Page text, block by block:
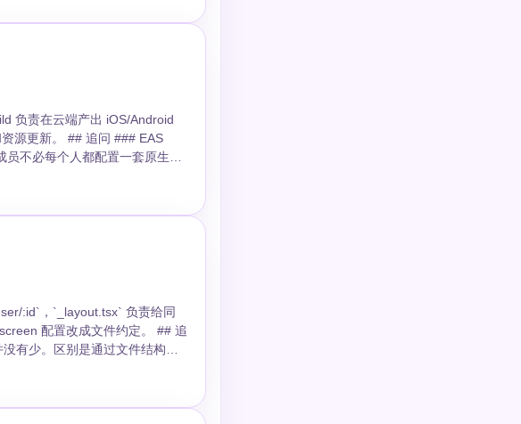
plugin 或原生模块。 ###
负责在云端产出 iOS/Android
问 ### EAS
不必每个人都配置一套原生打
```
:id`，`_layout.tsx` 负责给同
配置改成文件约定。 ## 追
有少。区别是通过文件结构生
有